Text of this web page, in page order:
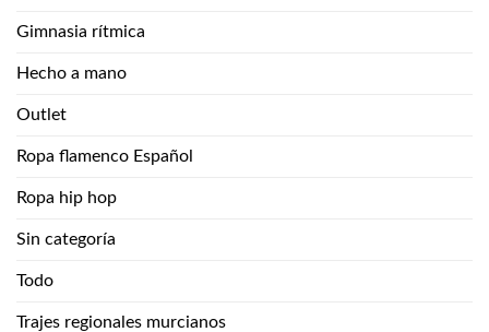
Gimnasia rítmica
Hecho a mano
Outlet
Ropa flamenco Español
Ropa hip hop
Sin categoría
Todo
Trajes regionales murcianos